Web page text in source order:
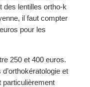
des lentilles ortho-k
il faut compter
pour les
250 et 400 euros.
et
particulièrement